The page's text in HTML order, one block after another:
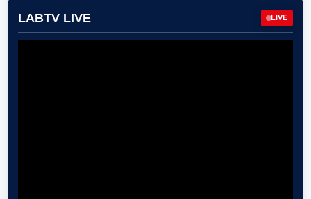
LABTV LIVE LIVE